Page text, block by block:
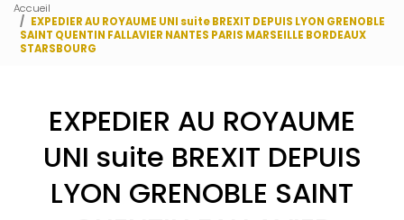
Accueil
EXPEDIER AU ROYAUME UNI suite BREXIT DEPUIS LYON GRENOBLE
SAINT QUENTIN FALLAVIER NANTES PARIS MARSEILLE BORDEAUX
STARSBOURG
EXPEDIER AU ROYAUME
UNI suite BREXIT DEPUIS
LYON GRENOBLE SAINT